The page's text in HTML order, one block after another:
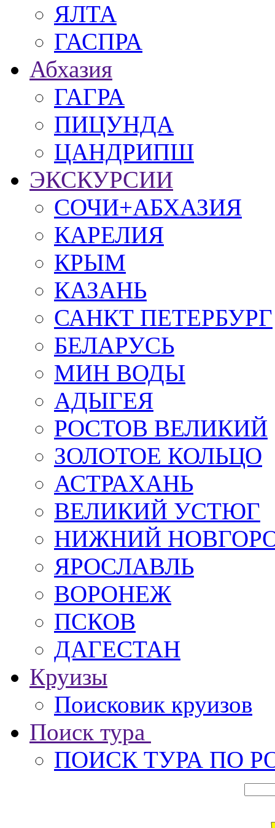
ЯЛТА
ГАСПРА
Абхазия
ГАГРА
ПИЦУНДА
ЦАНДРИПШ
ЭКСКУРСИИ
СОЧИ+АБХАЗИЯ
КАРЕЛИЯ
КРЫМ
КАЗАНЬ
САНКТ ПЕТЕРБУРГ
БЕЛАРУСЬ
МИН ВОДЫ
АДЫГЕЯ
РОСТОВ ВЕЛИКИЙ
ЗОЛОТОЕ КОЛЬЦО
АСТРАХАНЬ
ВЕЛИКИЙ УСТЮГ
НИЖНИЙ
ЯРОСЛАВЛЬ
ВОРОНЕЖ
ПСКОВ
ДАГЕСТАН
Круизы
Поисковик круизов
Поиск тура
ПОИСК ТУРА ПО